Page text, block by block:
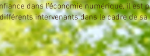
dans l’économie numérique, il est
intervenants dans le cadre de